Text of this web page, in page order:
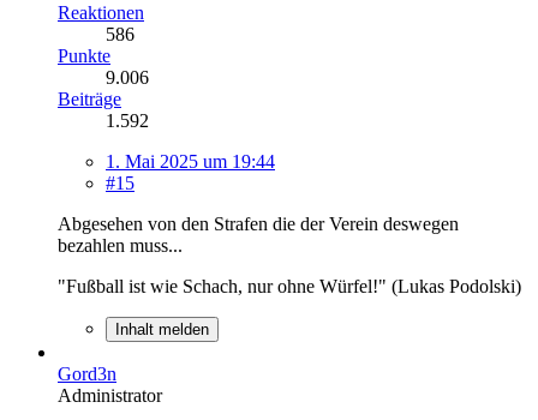
Reaktionen
586
Punkte
9.006
Beiträge
1.592
1. Mai 2025 um 19:44
#15
Abgesehen von den Strafen die der Verein deswegen
bezahlen muss...
"Fußball ist wie Schach, nur ohne Würfel!" (Lukas Podolski)
Inhalt melden
Gord3n
Administrator